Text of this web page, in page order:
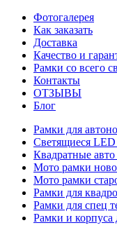
Фотогалерея
Как заказать
Доставка
Качество и
Рамки со всего
Контакты
ОТЗЫВЫ
Блог
Рамки для
Светящиеся
Квадратные
Мото рамки
Мото рамки
Рамки для
Рамки для спец
Рамки и корпуса